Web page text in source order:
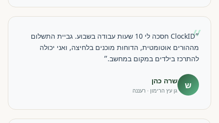
״
״ClockID חסכה לי 10 שעות עבודה בשבוע. גביית התשלום
מההורים אוטומטית, הדוחות מוכנים בלחיצה, ואני יכולה
להתרכז בילדים במקום במחשב.״
ש שרה כהן
גן עץ הרימון · רעננה